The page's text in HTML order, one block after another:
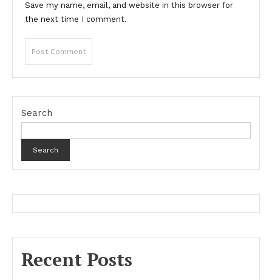
Save my name, email, and website in this browser for
the next time I comment.
Search
Search
Recent Posts